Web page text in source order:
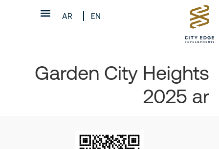
EN
AR
Garden City Heights
2025 ar